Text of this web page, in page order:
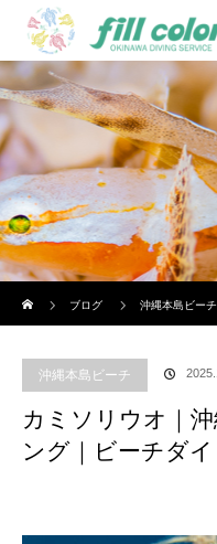
ブログ
沖縄本島ビーチ
沖縄本島ビーチ
カミソリウオ｜
ング｜ビーチダイ